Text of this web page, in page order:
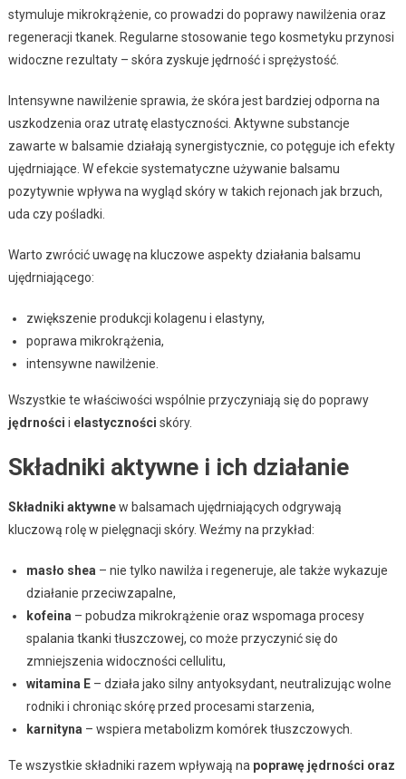
stymuluje mikrokrążenie, co prowadzi do poprawy nawilżenia oraz
regeneracji tkanek. Regularne stosowanie tego kosmetyku przynosi
widoczne rezultaty – skóra zyskuje jędrność i sprężystość.
Intensywne nawilżenie sprawia, że skóra jest bardziej odporna na
uszkodzenia oraz utratę elastyczności. Aktywne substancje
zawarte w balsamie działają synergistycznie, co potęguje ich efekty
ujędrniające. W efekcie systematyczne używanie balsamu
pozytywnie wpływa na wygląd skóry w takich rejonach jak brzuch,
uda czy pośladki.
Warto zwrócić uwagę na kluczowe aspekty działania balsamu
ujędrniającego:
zwiększenie produkcji kolagenu i elastyny,
poprawa mikrokrążenia,
intensywne nawilżenie.
Wszystkie te właściwości wspólnie przyczyniają się do poprawy
jędrności i elastyczności skóry.
Składniki aktywne i ich działanie
Składniki aktywnew balsamach ujędrniających odgrywają
kluczową rolę w pielęgnacji skóry. Weźmy na przykład:
masło shea – nie tylko nawilża i regeneruje, ale także wykazuje
działanie przeciwzapalne,
kofeina – pobudza mikrokrążenie oraz wspomaga procesy
spalania tkanki tłuszczowej, co może przyczynić się do
zmniejszenia widoczności cellulitu,
witamina E– działa jako silny antyoksydant, neutralizując wolne
rodniki i chroniąc skórę przed procesami starzenia,
karnityna – wspiera metabolizm komórek tłuszczowych.
Te wszystkie składniki razem wpływają na poprawę jędrności oraz